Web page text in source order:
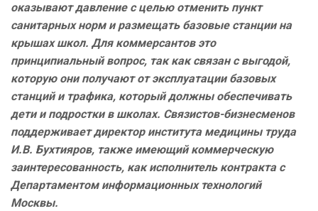
оказывают давление с целью отменить пункт
санитарных норм и размещать базовые станции на
крышах школ. Для коммерсантов это
принципиальный вопрос, так как связан с выгодой,
которую они получают от эксплуатации базовых
станций и трафика, который должны обеспечивать
дети и подростки в школах. Связистов-бизнесменов
поддерживает директор института медицины труда
И.В. Бухтияров, также имеющий коммерческую
заинтересованность, как исполнитель контракта с
Департаментом информационных технологий
Москвы.